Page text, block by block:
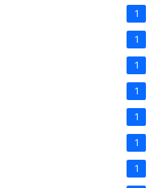
1
1
1
1
1
1
1